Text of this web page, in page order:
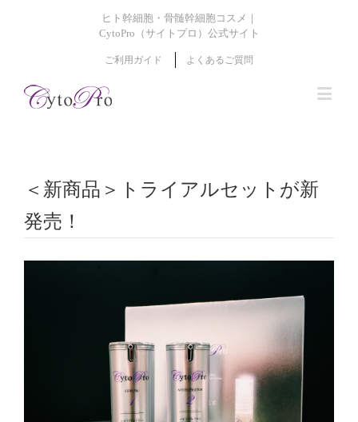
ヒト幹細胞・骨髄幹細胞コスメ｜
CytoPro（サイトプロ）公式サイト
ご利用ガイド よくあるご質問
＜新商品＞トライアルセットが新
発売！